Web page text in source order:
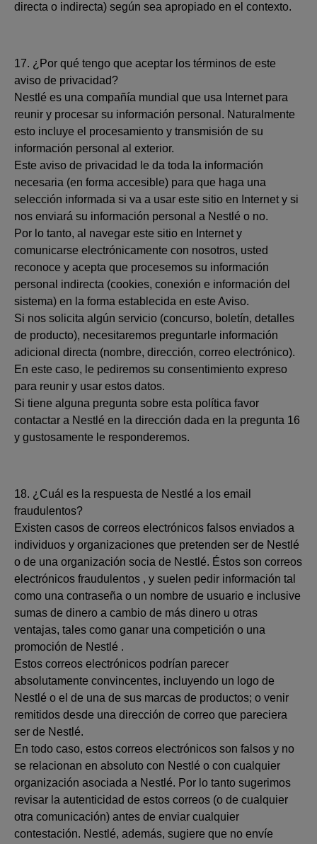
directa o indirecta) según sea apropiado en el contexto.
17. ¿Por qué tengo que aceptar los términos de este
aviso de privacidad?
Nestlé es una compañía mundial que usa Internet para
reunir y procesar su información personal. Naturalmente
esto incluye el procesamiento y transmisión de su
información personal al exterior.
Este aviso de privacidad le da toda la información
necesaria (en forma accesible) para que haga una
selección informada si va a usar este sitio en Internet y si
nos enviará su información personal a Nestlé o no.
Por lo tanto, al navegar este sitio en Internet y
comunicarse electrónicamente con nosotros, usted
reconoce y acepta que procesemos su información
personal indirecta (cookies, conexión e información del
sistema) en la forma establecida en este Aviso.
Si nos solicita algún servicio (concurso, boletín, detalles
de producto), necesitaremos preguntarle información
adicional directa (nombre, dirección, correo electrónico).
En este caso, le pediremos su consentimiento expreso
para reunir y usar estos datos.
Si tiene alguna pregunta sobre esta política favor
contactar a Nestlé en la dirección dada en la pregunta 16
y gustosamente le responderemos.
18. ¿Cuál es la respuesta de Nestlé a los email
fraudulentos?
Existen casos de correos electrónicos falsos enviados a
individuos y organizaciones que pretenden ser de Nestlé
o de una organización socia de Nestlé. Éstos son correos
electrónicos fraudulentos , y suelen pedir información tal
como una contraseña o un nombre de usuario e inclusive
sumas de dinero a cambio de más dinero u otras
ventajas, tales como ganar una competición o una
promoción de Nestlé .
Estos correos electrónicos podrían parecer
absolutamente convincentes, incluyendo un logo de
Nestlé o el de una de sus marcas de productos; o venir
remitidos desde una dirección de correo que pareciera
ser de Nestlé.
En todo caso, estos correos electrónicos son falsos y no
se relacionan en absoluto con Nestlé o con cualquier
organización asociada a Nestlé. Por lo tanto sugerimos
revisar la autenticidad de estos correos (o de cualquier
otra comunicación) antes de enviar cualquier
contestación. Nestlé, además, sugiere que no envíe